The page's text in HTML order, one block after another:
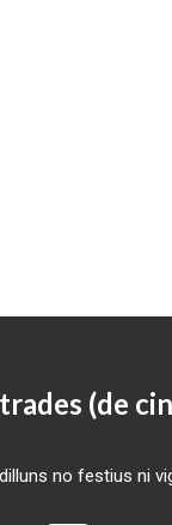
(de
no festius ni